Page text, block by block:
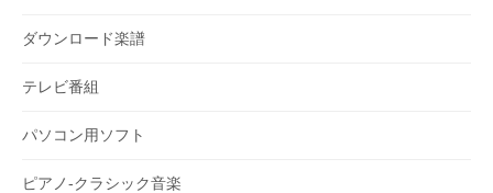
ダウンロード楽譜
テレビ番組
パソコン用ソフト
ピアノ-クラシック音楽